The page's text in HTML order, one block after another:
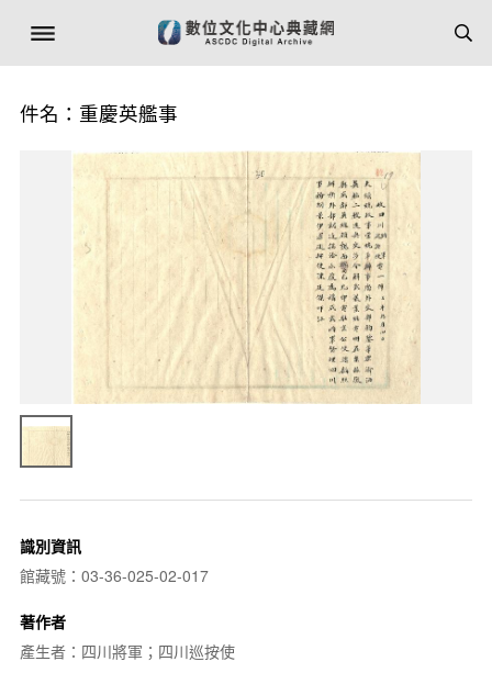
件名：重慶英艦事
識別資訊
館藏號：03-36-025-02-017
著作者
產生者：四川將軍；四川巡按使